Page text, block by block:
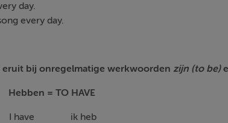
day.
every day.
eruit bij onregelmatige werkwoorden zijn (to be)
= TO HAVE
ik heb